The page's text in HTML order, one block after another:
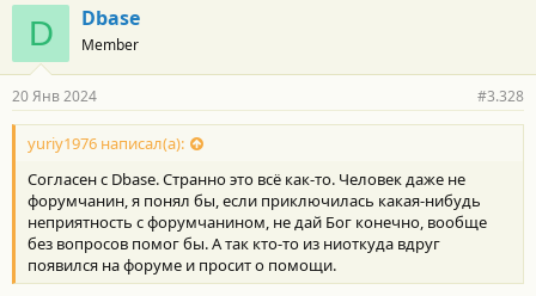
D Dbase
Member
20 Янв 2024 #3.328
yuriy1976 написал(а):
Согласен с Dbase. Странно это всё как-то. Человек даже не
форумчанин, я понял бы, если приключилась какая-нибудь
неприятность с форумчанином, не дай Бог конечно, вообще
без вопросов помог бы. А так кто-то из ниоткуда вдруг
появился на форуме и просит о помощи.